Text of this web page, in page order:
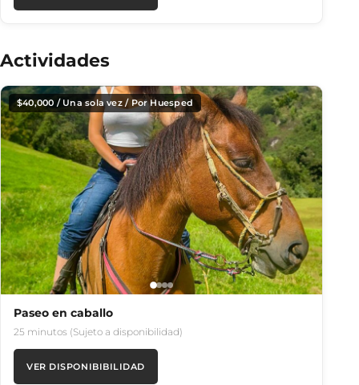
Actividades
$40,000 / Una sola vez / Por Huesped
Paseo en caballo
25 minutos (Sujeto a disponibilidad)
VER DISPONIBIBILIDAD